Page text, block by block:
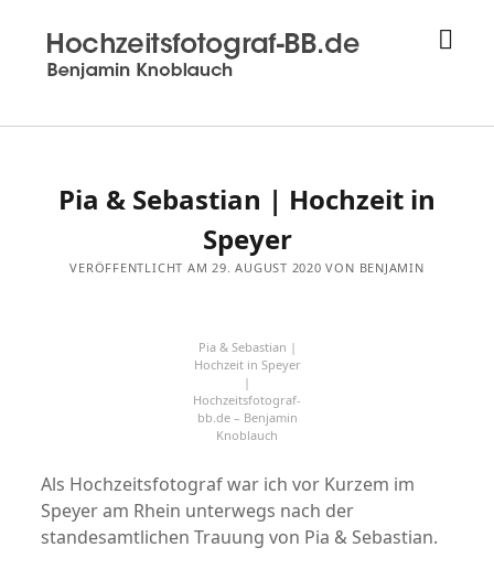
Hochzeitsfotograf
aus
Pia & Sebastian | Hochzeit in
Speyer
VERÖFFENTLICHT AM 29. AUGUST 2020 VON BENJAMIN
Pia & Sebastian |
Hochzeit in Speyer
|
Hochzeitsfotograf-
bb.de – Benjamin
Knoblauch
Als Hochzeitsfotograf war ich vor Kurzem im
Speyer am Rhein unterwegs nach der
standesamtlichen Trauung von Pia & Sebastian.